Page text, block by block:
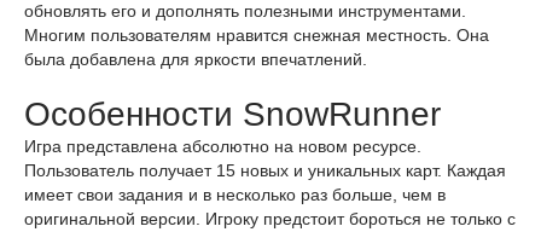
обновлять его и дополнять полезными инструментами.
Многим пользователям нравится снежная местность. Она
была добавлена для яркости впечатлений.
Особенности SnowRunner
Игра представлена абсолютно на новом ресурсе.
Пользователь получает 15 новых и уникальных карт. Каждая
имеет свои задания и в несколько раз больше, чем в
оригинальной версии. Игроку предстоит бороться не только с